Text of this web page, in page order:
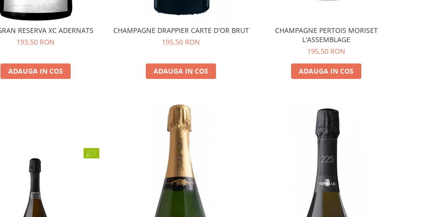
RESERVA XC ADERNATS
193,50 RON
ADAUGA IN COS
CHAMPAGNE DRAPPIER CARTE D'OR BRUT
195,50 RON
ADAUGA IN COS
CHAMPAGNE PERTOIS MORISET
L'ASSEMBLAGE
195,50 RON
ADAUGA IN COS